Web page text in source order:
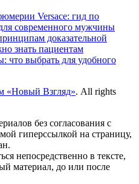
Versace: гид по
современного мужчины
доказательной
знать пациентам
что выбрать для удобного
«Новый Взгляд». All rights
без согласования с
гиперссылкой на страницу,
непосредственно в тексте,
материал, до или после